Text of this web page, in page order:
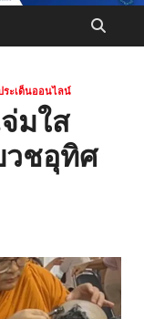
ระเด็นออนไลน์
มใส
วชอุทิศ